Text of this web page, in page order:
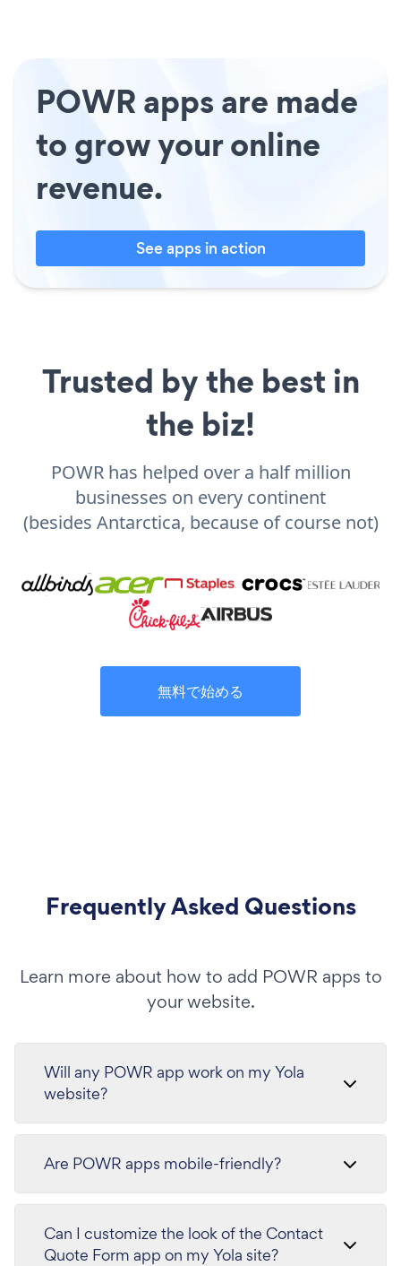
POWR apps are made
to grow your online
revenue.
See apps in action
Trusted by the best in
the biz!
POWR has helped over a half million
businesses on every continent
(besides Antarctica, because of course not)
無料で始める
Frequently Asked Questions
Learn more about how to add POWR apps to
your website.
Will any POWR app work on my Yola
website?
Are POWR apps mobile-friendly?
Can I customize the look of the Contact
Quote Form app on my Yola site?